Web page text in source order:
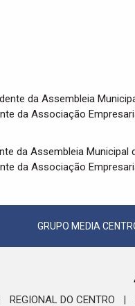
da Assembleia
da Associação
GRUPO MEDIA
REGIONAL DO CENTRO